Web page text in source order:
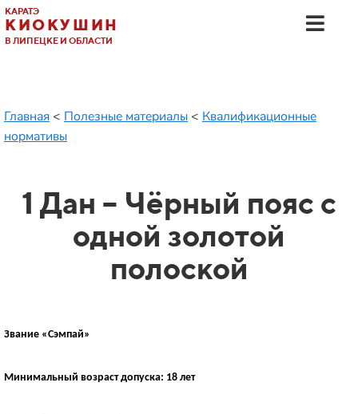
КАРАТЭ
КИОКУШИН
В ЛИПЕЦКЕ И ОБЛАСТИ
Главная < Полезные материалы < Квалификационные
нормативы
1 Дан – Чёрный пояс с
одной золотой
полоской
Звание «Сэмпай»
Минимальный возраст допуска: 18 лет